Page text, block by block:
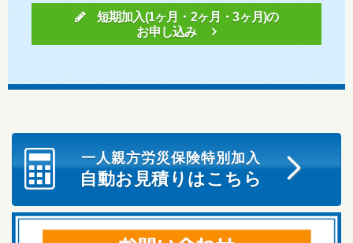
短期加入(1ヶ月・2ヶ月・3ヶ月)の
お申し込み
一人親方労災保険特別加入
自動お見積りはこちら